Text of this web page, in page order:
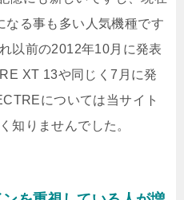
なる事も多い人気機種です
以前の2012年10月に発表
XT 13や同じく7月に発
については当サイト
知りませんでした。